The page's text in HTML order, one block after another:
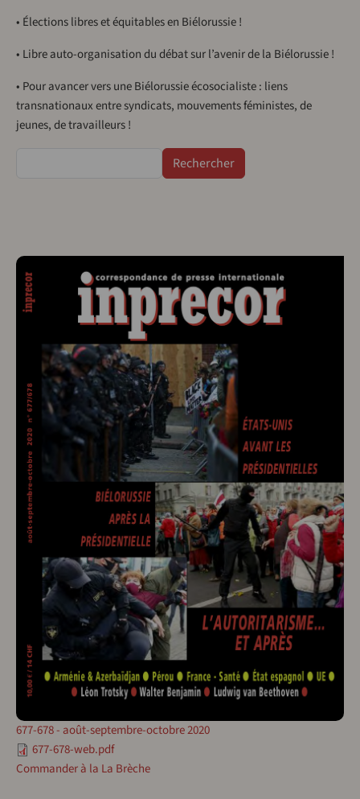
• Élections libres et équitables en Biélorussie !
• Libre auto-organisation du débat sur l’avenir de la Biélorussie !
• Pour avancer vers une Biélorussie écosocialiste : liens
transnationaux entre syndicats, mouvements féministes, de
jeunes, de travailleurs !
677-678 - août-septembre-octobre 2020
677-678-web.pdf
Commander à la La Brèche